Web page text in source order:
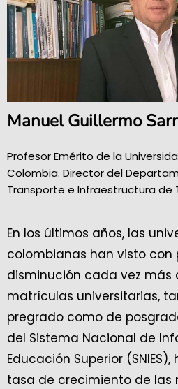
Manuel Guillermo
Profesor Emérito de la
Colombia. Director del
Transporte e Infraestructura de
En los últimos años, las
colombianas han visto con
disminución cada vez más
matrículas universitarias,
pregrado como de
del Sistema Nacional de
Educación Superior
tasa de crecimiento de las